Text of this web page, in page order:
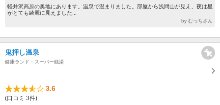
軽井沢高原の奥地にあります。温泉で温まりました。部屋から浅間山が見え、夜は星
がとても綺麗に見えました...
by むっちさん
鬼押し温泉
健康ランド・スーパー銭湯
3.6
(口コミ 3件)